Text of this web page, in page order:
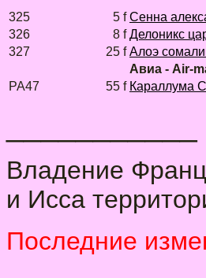
325 5 f Сенна
326
8 f Делоникс
327
25 f Алоэ
Авиа - Air-
PA47
55 f Караллума
Владение
и Исса
Последние